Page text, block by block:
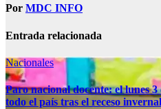
Por MDC INFO
Entrada relacionada
Nacionales
Paro nacional docente: el lunes 3
todo el país tras el receso invernal